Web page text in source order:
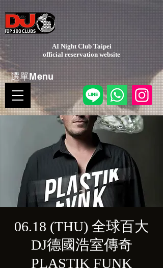
AI Night Club Taipei
​official reservation website
選單Menu
06.18 (THU) 全球百大
DJ德國浩室傳奇
PLASTIK FUNK